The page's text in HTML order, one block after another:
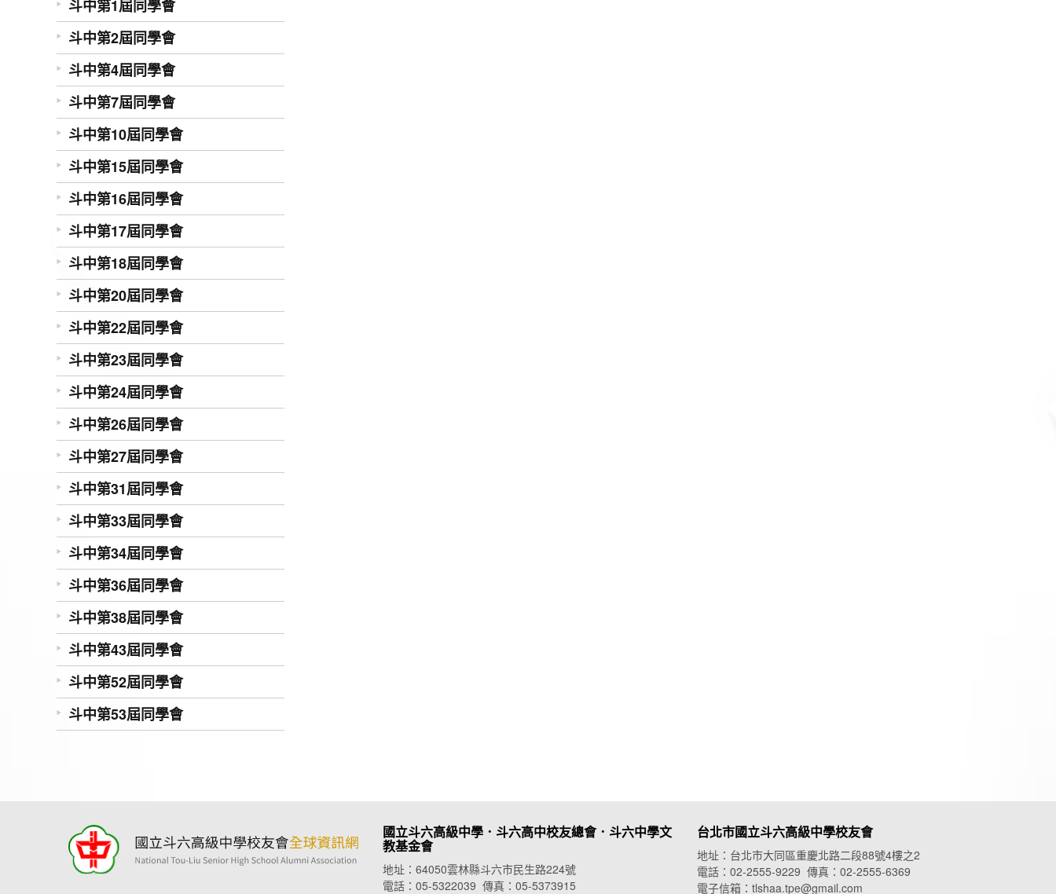
斗中第1屆同學會
斗中第2屆同學會
斗中第4屆同學會
斗中第7屆同學會
斗中第10屆同學會
斗中第15屆同學會
斗中第16屆同學會
斗中第17屆同學會
斗中第18屆同學會
斗中第20屆同學會
斗中第22屆同學會
斗中第23屆同學會
斗中第24屆同學會
斗中第26屆同學會
斗中第27屆同學會
斗中第31屆同學會
斗中第33屆同學會
斗中第34屆同學會
斗中第36屆同學會
斗中第38屆同學會
斗中第43屆同學會
斗中第52屆同學會
斗中第53屆同學會
國立斗六高級中學．斗六高中校友總會． 斗六中學文
教基金會
地址：64050雲林縣斗六市民生路224號
電話：05-5322039 傳真：05-5373915
台北市國立斗六高級中學校友會
地址：台北市大同區重慶北路二段88號4樓之2
電話：02-2555-9229 傳真：02-2555-6369
電子信箱：tlshaa.tpe@gmail.com